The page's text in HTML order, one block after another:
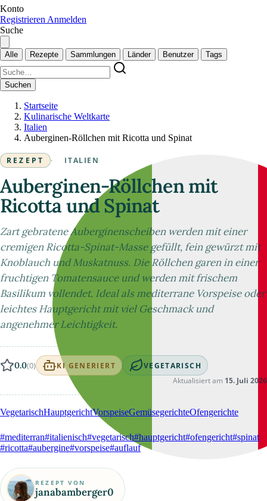
Konto
Registrieren Anmelden
Suche
Alle Rezepte Sammlungen Länder Benutzer Tags
Suchen
Startseite
Kulinarische Weltkarte
Italien
Auberginen-Röllchen mit Ricotta und Spinat
REZEPT · ITALIEN
Auberginen-Röllchen mit
Ricotta und Spinat
Zart gebratene Auberginenscheiben werden mit einer
cremigen Ricotta-Spinat-Masse gefüllt, fein gewürzt mit
Knoblauch und Muskatnuss. Die Röllchen garen in einer
fruchtigen Tomatensauce und werden mit frischem
Basilikum vollendet. Ideal als mediterrane Vorspeise oder
leichtes Hauptgericht mit viel Geschmack und
angenehmer Leichtigkeit.
0.0(0) KI GENERIERT VEGETARISCH
Aktualisiert am 15. Juli 2026
VegetarischHauptgerichtVorspeiseGemüsegerichteOfengerichte
#mediterran#italienisch#vegetarisch#hauptgericht#ofengericht#spinat
#ricotta#aubergine#vorspeise#auflauf
REZEPT VON
janabamberger0